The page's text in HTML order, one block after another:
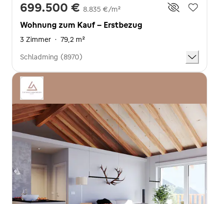
699.500 € 8.835 €/m²
Wohnung zum Kauf - Erstbezug
3 Zimmer · 79,2 m²
Schladming (8970)